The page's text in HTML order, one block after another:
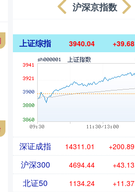
沪深京指数
上证综指 3940.04 +39.68
深证成指 14311.01 +200.89
沪深300 4694.44 +43.13
北证50 1134.24 +11.37